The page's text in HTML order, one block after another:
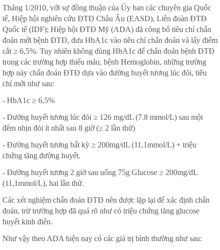
Tháng 1/2010, với sự đồng thuận của Ủy ban các chuyên gia Quốc
tế, Hiệp hội nghiên cứu ĐTĐ Châu Âu (EASD), Liên đoàn ĐTĐ
Quốc tế (IDF); Hiệp hội ĐTĐ Mỹ (ADA) đã công bố tiêu chí chẩn
đoán mới bệnh ĐTĐ, đưa HbA1c vào tiêu chí chẩn đoán và lấy điểm
cắt ≥ 6,5%. Tuy nhiên không dùng HbA1c để chẩn đoán bệnh ĐTĐ
trong các trường hợp thiếu máu, bệnh Hemoglobin, những trường
hợp này chẩn đoán ĐTĐ dựa vào đường huyết tương lúc đói, tiêu
chí mới như sau:
- HbA1c ≥ 6,5%
- Đường huyết tương lúc đói ≥ 126 mg/dL (7.8 mmol/L) sau một
đêm nhịn đói ít nhất sau 8 giờ (≥ 2 lần thử)
- Đường huyết tương bất kỳ ≥ 200mg/dL (11,1mmol/L) + triệu
chứng tăng đường huyết.
- Đường huyết tương 2 giờ sau uống 75g Glucose ≥ 200mg/dL
(11,1mmol/L), hai lần thử.
Các xét nghiệm chẩn đoán ĐTĐ nên được lặp lại để xác định chẩn
đoán, trừ trường hợp đã quá rõ như có triệu chứng tăng glucose
huyết kinh điển.
Như vậy theo ADA hiện nay có các giá trị bình thường như sau: